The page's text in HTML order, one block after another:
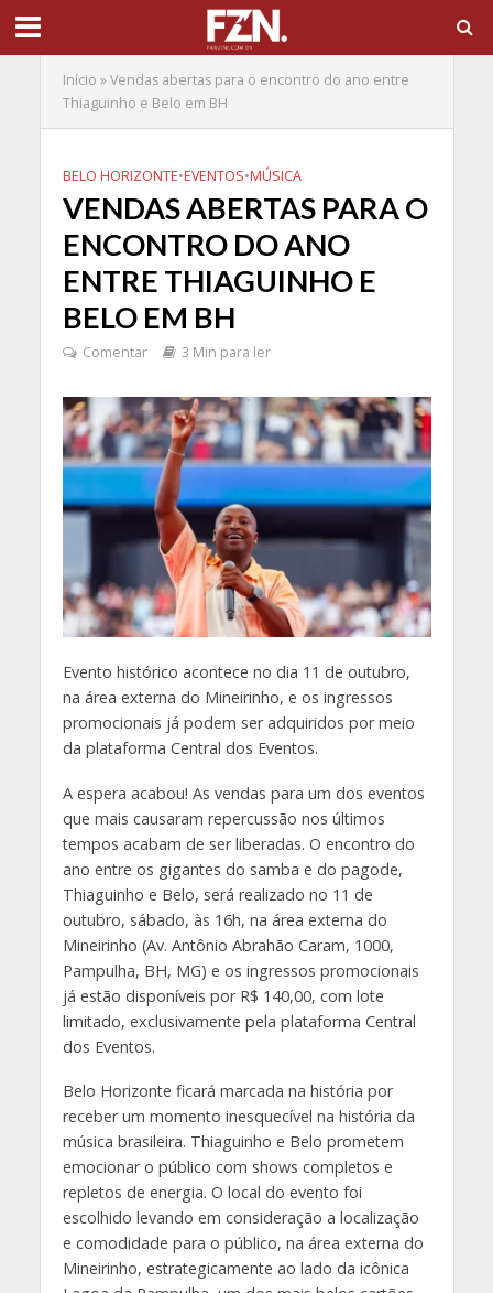
Início »Vendas abertas para o encontro do ano entre
Thiaguinho e Belo em BH
BELO HORIZONTE•EVENTOS•MÚSICA
VENDAS ABERTAS PARA O
ENCONTRO DO ANO
ENTRE THIAGUINHO E
BELO EM BH
Comentar 3 Min para ler
Evento histórico acontece no dia 11 de outubro,
na área externa do Mineirinho, e os ingressos
promocionais já podem ser adquiridos por meio
da plataforma Central dos Eventos.
A espera acabou! As vendas para um dos eventos
que mais causaram repercussão nos últimos
tempos acabam de ser liberadas. O encontro do
ano entre os gigantes do samba e do pagode,
Thiaguinho e Belo, será realizado no 11 de
outubro, sábado, às 16h, na área externa do
Mineirinho (Av. Antônio Abrahão Caram, 1000,
Pampulha, BH, MG) e os ingressos promocionais
já estão disponíveis por R$ 140,00, com lote
limitado, exclusivamente pela plataforma Central
dos Eventos.
Belo Horizonte ficará marcada na história por
receber um momento inesquecível na história da
música brasileira. Thiaguinho e Belo prometem
emocionar o público com shows completos e
repletos de energia. O local do evento foi
escolhido levando em consideração a localização
e comodidade para o público, na área externa do
Mineirinho, estrategicamente ao lado da icônica